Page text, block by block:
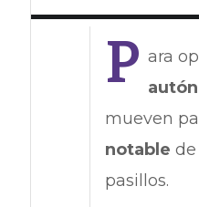
P ara
mueven
notable
pasillos.